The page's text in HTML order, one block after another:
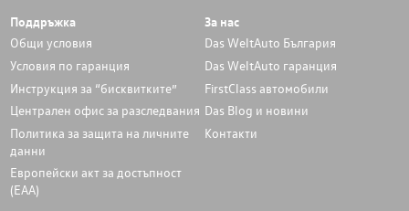
Поддръжка
Общи условия
Условия по гаранция
Инструкция за “бисквитките”
Централен офис за разследвания
Политика за защита на личните
данни
Европейски акт за достъпност
(ЕАА)
За нас
Das WeltAuto България
Das WeltAuto гаранция
FirstClass автомобили
Das Blog и новини
Контакти